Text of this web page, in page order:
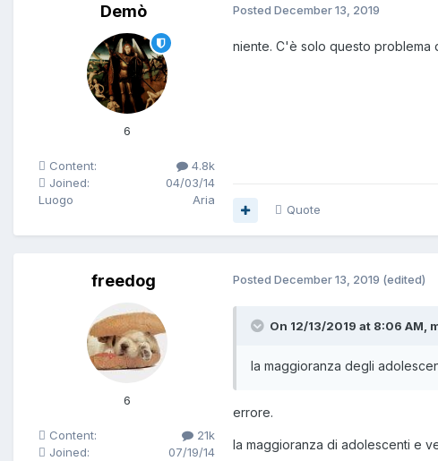
Demò
6
Content:
4.8k
Joined:
04/03/14
Luogo
Aria
Posted December 13, 2019
niente. C'è solo questo problema
Quote
freedog
6
Content:
21k
Joined:
07/19/14
Posted December 13, 2019 (edited)
On 12/13/2019 at 8:06 AM,
la maggioranza degli
errore.
la maggioranza di adolescenti e